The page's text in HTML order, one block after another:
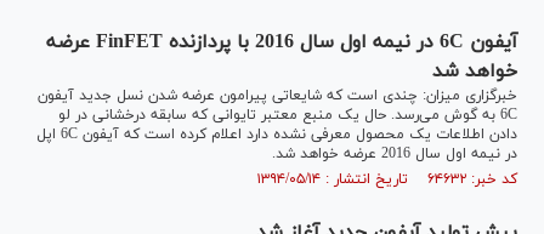
آیفون 6C در نیمه اول سال 2016 با پردازنده FinFET عرضه
خواهد شد
خبرگزاری میزان: چندی است که شایعاتی پیرامون عرضه شدن نسل جدید آیفون
6C به گوش می‌رسد. حال یک منبع معتبر تایوانی که سابقه درخشانی در لو
دادن اطلاعات یک محصول معرفی نشده دارد اعلام کرده است که آیفون 6C اپل
در نیمه اول سال 2016 عرضه خواهد شد.
کد خبر: ۶۴۶۳۲ تاریخ انتشار : ۱۳۹۴/۰۵/۱۴